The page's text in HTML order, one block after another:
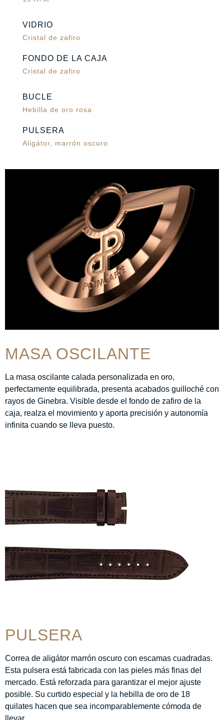
VIDRIO
Cristal de zafiro
FONDO DE LA CAJA
Cristal de zafiro
BUCLE
Hebilla de oro rosa
PULSERA
Aligátor, marrón oscuro
MASA OSCILANTE
La masa oscilante calada personalizada en oro,
perfectamente equilibrada, presenta acabados guilloché con
rayos de Ginebra. Visible desde el fondo de zafiro de la
caja, realza el movimiento y aporta precisión y autonomía
infinita cuando se lleva puesto.
PULSERA
Correa de aligátor marrón oscuro con escamas cuadradas.
Esta pulsera está fabricada con las pieles más finas del
mercado. Está reforzada para garantizar el mejor ajuste
posible. Su curtido especial y la hebilla de oro de 18
quilates hacen que sea incomparablemente cómoda de
llevar.